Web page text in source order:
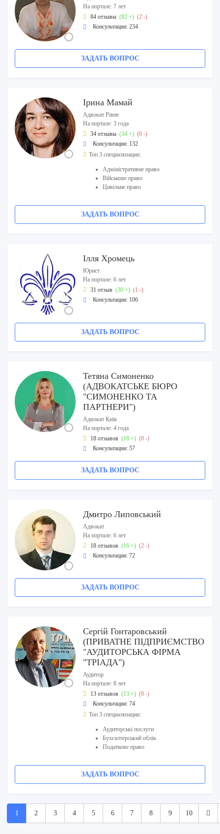
На портале: 7 лет
84 отзывы (82 +) (2 -)
Консультации: 234
ЗАДАТЬ ВОПРОС
Ірина Мамай
Адвокат Рівне
На портале: 3 года
34 отзывы (34 +) (0 -)
Консультации: 132
Топ 3 специализации:
Адміністративне право
Військове право
Цивільне право
ЗАДАТЬ ВОПРОС
Ілля Хромець
Юрист
На портале: 6 лет
31 отзыв (30 +) (1 -)
Консультации: 106
ЗАДАТЬ ВОПРОС
Тетяна Симоненко
(АДВОКАТСЬКЕ БЮРО
"СИМОНЕНКО ТА
ПАРТНЕРИ")
Адвокат Київ
На портале: 4 года
18 отзывов (18 +) (0 -)
Консультации: 57
ЗАДАТЬ ВОПРОС
Дмитро Липовський
Адвокат
На портале: 6 лет
18 отзывов (16 +) (2 -)
Консультации: 72
ЗАДАТЬ ВОПРОС
Сергій Гонтаровський
(ПРИВАТНЕ ПІДПРИЄМСТВО
"АУДИТОРСЬКА ФІРМА
"ТРІАДА")
Аудитор
На портале: 8 лет
13 отзывов (13 +) (0 -)
Консультации: 74
Топ 3 специализации:
Аудиторські послуги
Бухгалтерський облік
Податкове право
ЗАДАТЬ ВОПРОС
1 2 3 4 5 6 7 8 9 10